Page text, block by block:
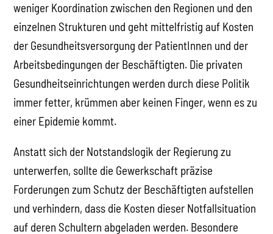
weniger Koordination zwischen den Regionen und den
einzelnen Strukturen und geht mittelfristig auf Kosten
der Gesundheitsversorgung der PatientInnen und der
Arbeitsbedingungen der Beschäftigten. Die privaten
Gesundheitseinrichtungen werden durch diese Politik
immer fetter, krümmen aber keinen Finger, wenn es zu
einer Epidemie kommt.
Anstatt sich der Notstandslogik der Regierung zu
unterwerfen, sollte die Gewerkschaft präzise
Forderungen zum Schutz der Beschäftigten aufstellen
und verhindern, dass die Kosten dieser Notfallsituation
auf deren Schultern abgeladen werden. Besondere